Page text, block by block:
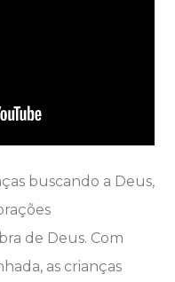
buscando a Deus,
de Deus. Com
as crianças